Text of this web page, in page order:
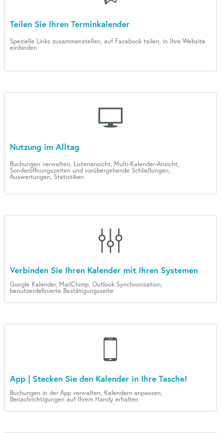
Teilen Sie Ihren Terminkalender
Spezielle Links zusammenstellen, auf Facebook teilen, in Ihre Website
einbinden
Nutzung im Alltag
Buchungen verwalten, Listenansicht, Multi-Kalender-Ansicht,
Sonderöffnungszeiten und vorübergehende Schließungen,
Auswertungen, Statistiken
Verbinden Sie Ihren Kalender mit Ihren Systemen
Google Kalender, MailChimp, Outlook Synchronisation,
benutzerdefinierte Bestätigungsseite
App | Stecken Sie den Kalender in Ihre Tasche!
Buchungen in der App verwalten, Kalendern anpassen,
Benachrichtigungen auf Ihrem Handy erhalten